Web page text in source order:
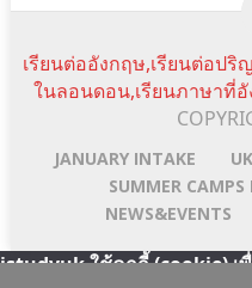
เรียนต่ออังกฤษ,เรียนต่อป
ในลอนดอน,เรียนภาษาที่
JANUARY INTAKE
SUMMER CAMPS
NEWS&EVENTS
istudyuk ใช้คุกกี้ (cookie)